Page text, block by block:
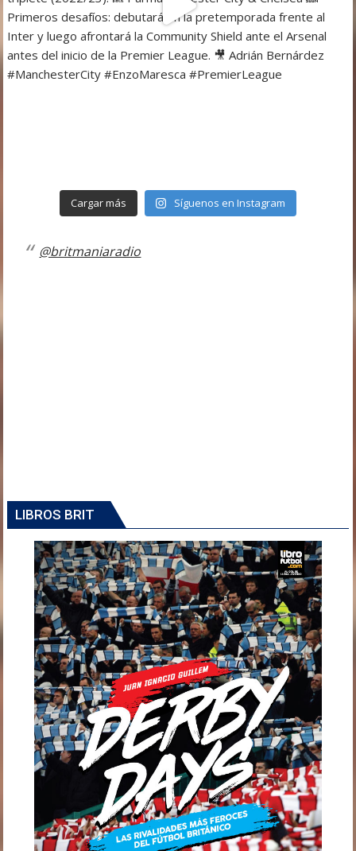
Cargar más Síguenos en Instagram
@britmaniaradio
LIBROS BRIT